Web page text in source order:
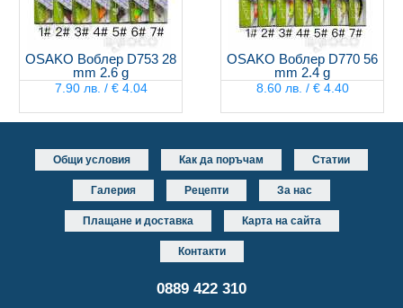
OSAKO Воблер D753 28
mm 2.6 g
7.90 лв. / € 4.04
OSAKO Воблер D770 56
mm 2.4 g
8.60 лв. / € 4.40
Общи условия Как да поръчам Статии
Галерия Рецепти За нас
Плащане и доставка Карта на сайта
Контакти
0889 422 310